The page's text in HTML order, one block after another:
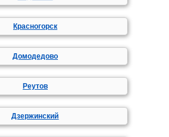
Красногорск
Домодедово
Реутов
Дзержинский